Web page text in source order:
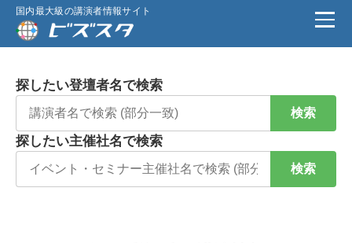
国内最大級の講演者情報サイト
探したい登壇者名で検索
検索
探したい主催社名で検索
検索